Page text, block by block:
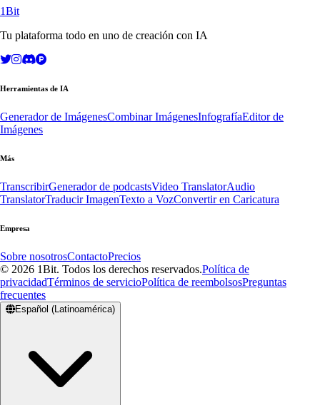
1Bit
Tu plataforma todo en uno de creación con IA
Herramientas de IA
Generador de ImágenesCombinar ImágenesInfografíaEditor de
Imágenes
Más
TranscribirGenerador de podcastsVideo TranslatorAudio
TranslatorTraducir ImagenTexto a VozConvertir en Caricatura
Empresa
Sobre nosotrosContactoPrecios
© 2026 1Bit. Todos los derechos reservados.Política de
privacidadTérminos de servicioPolítica de reembolsosPreguntas
frecuentes
Español (Latinoamérica)